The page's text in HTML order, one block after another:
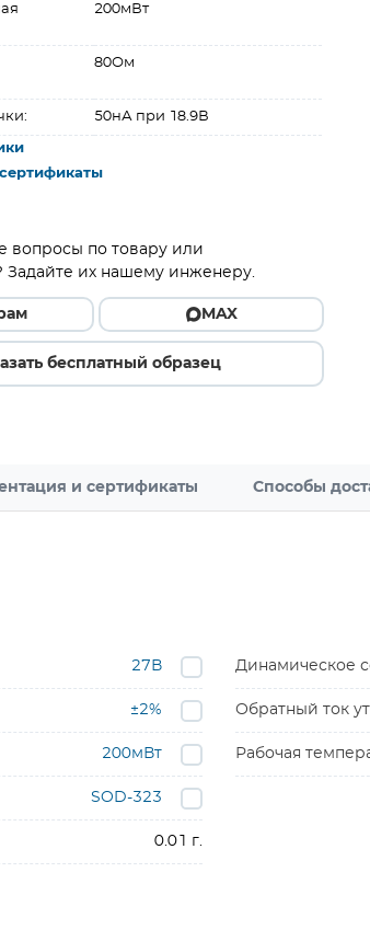
200мВт
80Ом
50нА при 18.9В
вопросы по товару или
Задайте их нашему инженеру.
MAX
бесплатный образец
и сертификаты Способы
27В
±2%
200мВт
Динамическое
Обратный ток
Рабочая
SOD-323
0.01 г.